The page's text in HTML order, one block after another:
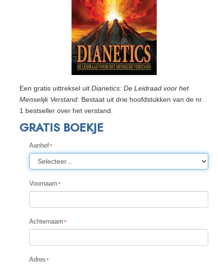
Een gratis uittreksel uit Dianetics: De Leidraad voor het
Menselijk Verstand . Bestaat uit drie hoofdstukken van de nr.
1 bestseller over het verstand.
GRATIS BOEKJE
Aanhef
Voornaam
Achternaam
Adres